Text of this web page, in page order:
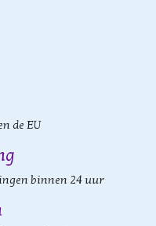
de EU
binnen 24 uur